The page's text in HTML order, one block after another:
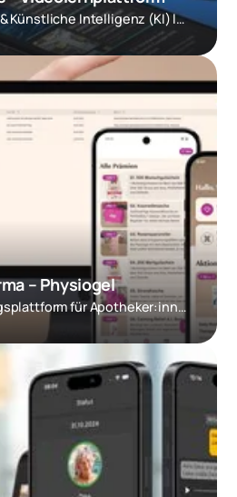
Krypto, Web3 & Künstliche Intelligenz (KI) lernen, verstehen und von neuem Wissen profitieren.
– Physiogel
Weiter­bildungs­plattform für Apotheker:innen